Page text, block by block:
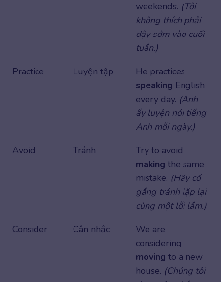
weekends. (Tôi
không thích phải
dậy sớm vào cuối
tuần.)
Practice
Luyện tập
He practices
speaking English
every day. (Anh
ấy luyện nói tiếng
Anh mỗi ngày.)
Avoid
Tránh
Try to avoid
making the same
mistake. (Hãy cố
gắng tránh lặp lại
cùng một lỗi lầm.)
Consider
Cân nhắc
We are
considering
moving to a new
house. (Chúng tôi